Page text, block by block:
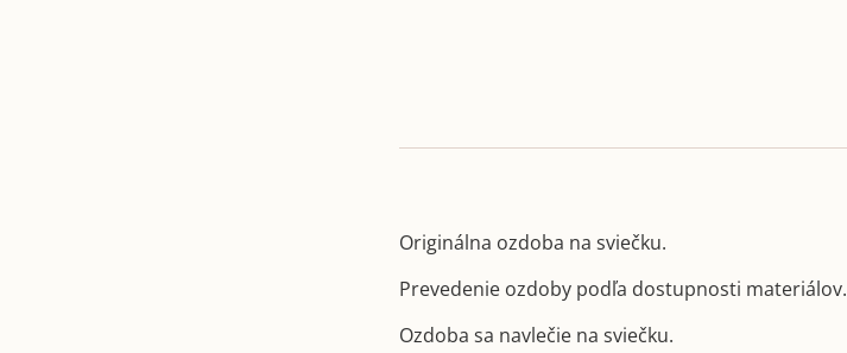
Originálna ozdoba na sviečku.
Prevedenie ozdoby podľa dostupnosti materiálov.
Ozdoba sa navlečie na sviečku.